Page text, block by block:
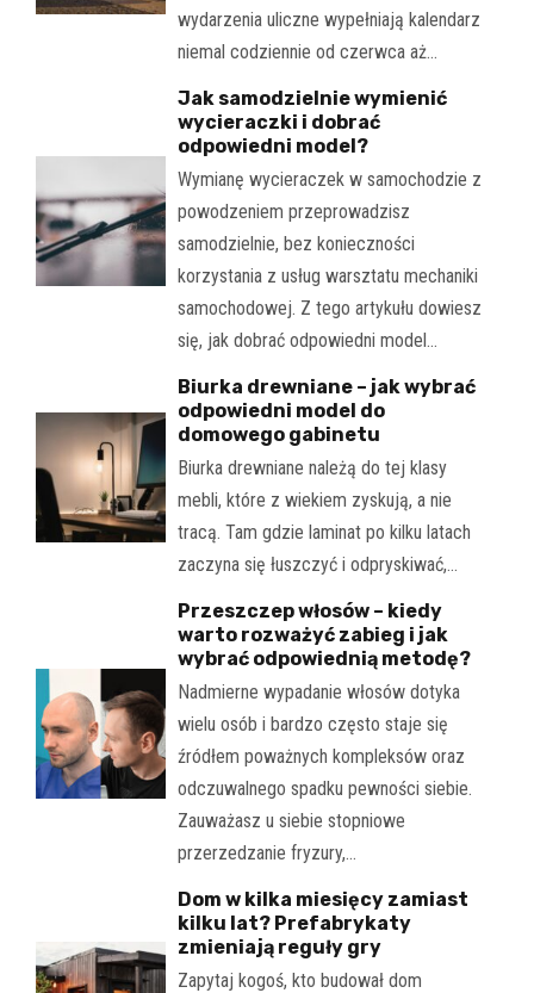
wydarzenia uliczne wypełniają kalendarz
niemal codziennie od czerwca aż…
Jak samodzielnie wymienić
wycieraczki i dobrać
odpowiedni model?
Wymianę wycieraczek w samochodzie z
powodzeniem przeprowadzisz
samodzielnie, bez konieczności
korzystania z usług warsztatu mechaniki
samochodowej. Z tego artykułu dowiesz
się, jak dobrać odpowiedni model…
Biurka drewniane – jak wybrać
odpowiedni model do
domowego gabinetu
Biurka drewniane należą do tej klasy
mebli, które z wiekiem zyskują, a nie
tracą. Tam gdzie laminat po kilku latach
zaczyna się łuszczyć i odpryskiwać,…
Przeszczep włosów – kiedy
warto rozważyć zabieg i jak
wybrać odpowiednią metodę?
Nadmierne wypadanie włosów dotyka
wielu osób i bardzo często staje się
źródłem poważnych kompleksów oraz
odczuwalnego spadku pewności siebie.
Zauważasz u siebie stopniowe
przerzedzanie fryzury,…
Dom w kilka miesięcy zamiast
kilku lat? Prefabrykaty
zmieniają reguły gry
Zapytaj kogoś, kto budował dom